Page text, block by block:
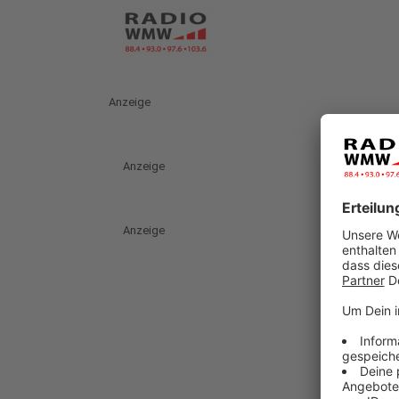
Anzeige
Anzeige
Anzeige